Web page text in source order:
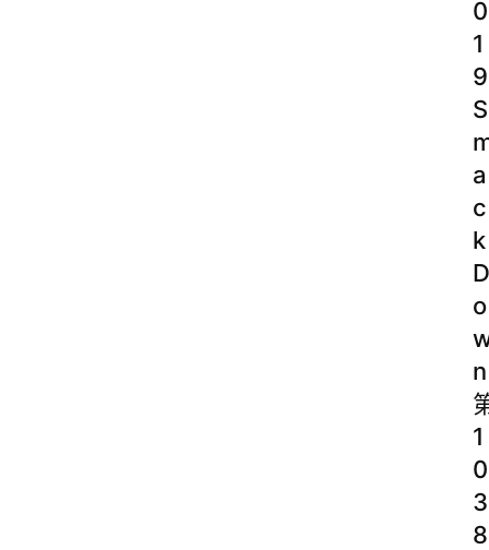
0
1
9
S
a
c
k
D
o
n
1
0
3
8